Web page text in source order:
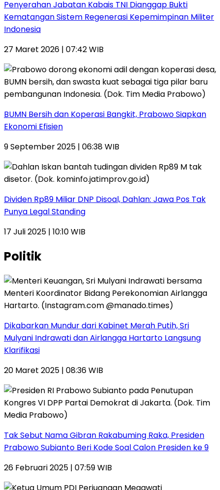
Penyerahan Jabatan Kabais TNI Dianggap Bukti
Kematangan Sistem Regenerasi Kepemimpinan Militer
Indonesia
27 Maret 2026 | 07:42 WIB
BUMN Bersih dan Koperasi Bangkit, Prabowo Siapkan
Ekonomi Efisien
9 September 2025 | 06:38 WIB
Dividen Rp89 Miliar DNP Disoal, Dahlan: Jawa Pos Tak
Punya Legal Standing
17 Juli 2025 | 10:10 WIB
Politik
Dikabarkan Mundur dari Kabinet Merah Putih, Sri
Mulyani Indrawati dan Airlangga Hartarto Langsung
Klarifikasi
20 Maret 2025 | 08:36 WIB
Tak Sebut Nama Gibran Rakabuming Raka, Presiden
Prabowo Subianto Beri Kode Soal Calon Presiden ke 9
26 Februari 2025 | 07:59 WIB